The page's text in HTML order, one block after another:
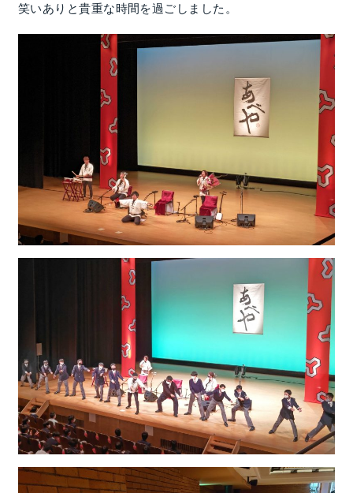
笑いありと貴重な時間を過ごしました。